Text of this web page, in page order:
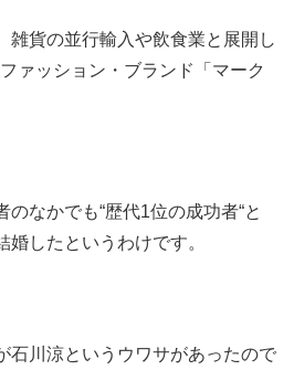
雑貨の並行輸入や飲食業と展開し
ァッション・ブランド「マーク
なかでも“歴代1位の成功者“と
したというわけです。
石川涼というウワサがあったので